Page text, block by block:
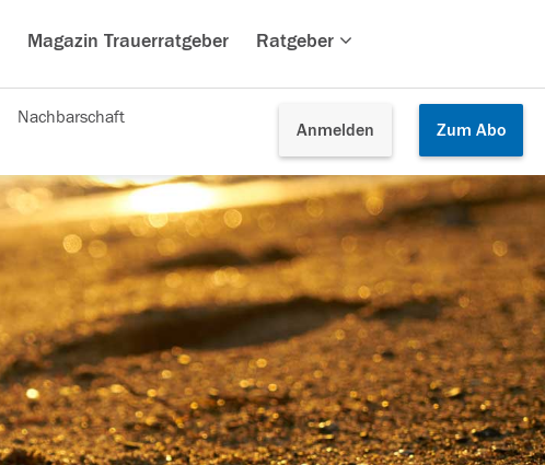
Magazin Trauerratgeber Ratgeber
Anmelden Zum Abo
Nachbarschaft